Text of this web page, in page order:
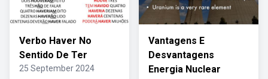
Verbo Haver No
Sentido De Ter
25 September 2024
Vantagens E
Desvantagens
Energia Nuclear